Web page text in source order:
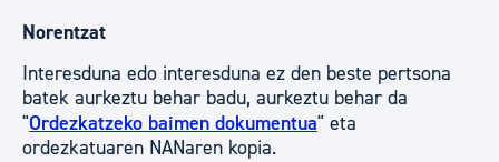
Norentzat
Interesduna edo interesduna ez den beste pertsona
batek aurkeztu behar badu, aurkeztu behar da
"Ordezkatzeko baimen dokumentua" eta
ordezkatuaren NANaren kopia.